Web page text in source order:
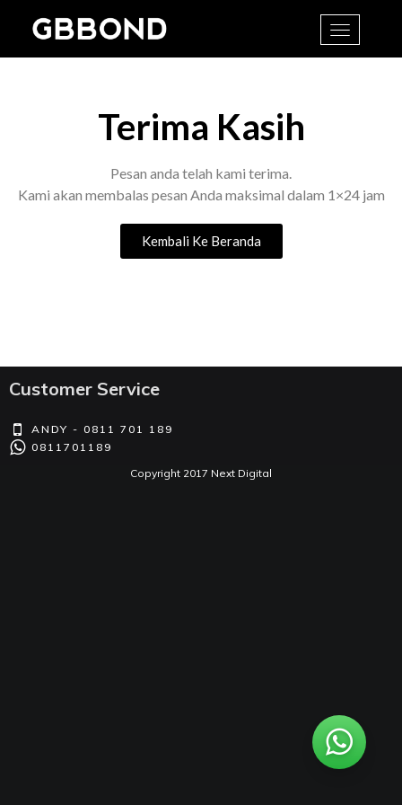
Toggle
Terima Kasih
Pesan anda telah kami terima.
Kami akan membalas pesan Anda maksimal dalam 1×24 jam
Kembali Ke Beranda
Customer Service
ANDY - 0811 701 189
0811701189
Copyright 2017 Next Digital